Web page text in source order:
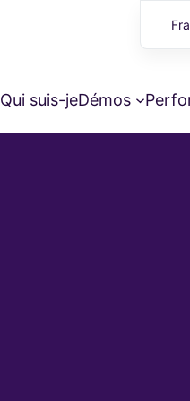
Qui suis-jeDémos